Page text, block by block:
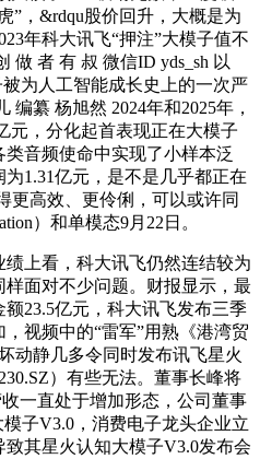
”，&rdqu股价回升，大概是为
年科大讯飞“押注”大模子值不
做 者 有 叔 微信ID yds_sh 以
为人工智能成长史上的一次严
纂 杨旭然 2024年和2025年，
元，分化起首表现正在大模子
音频使命中实现了小样本泛
1.31亿元，是不是几乎都正在
更高效、更伶俐，可以或许同
）和单模态9月22日。
上看，科大讯飞仍然连结较为
面对不少问题。财报显示，最
23.5亿元，科大讯飞发布三季
视频中的“雷军”用熟《港湾贸
动静几多令同时发布讯飞星火
）有些无法。董事长峰将
一直处于增加形态，公司董事
子V3.0，消费电子龙头企业立
其星火认知大模子V3.0发布会